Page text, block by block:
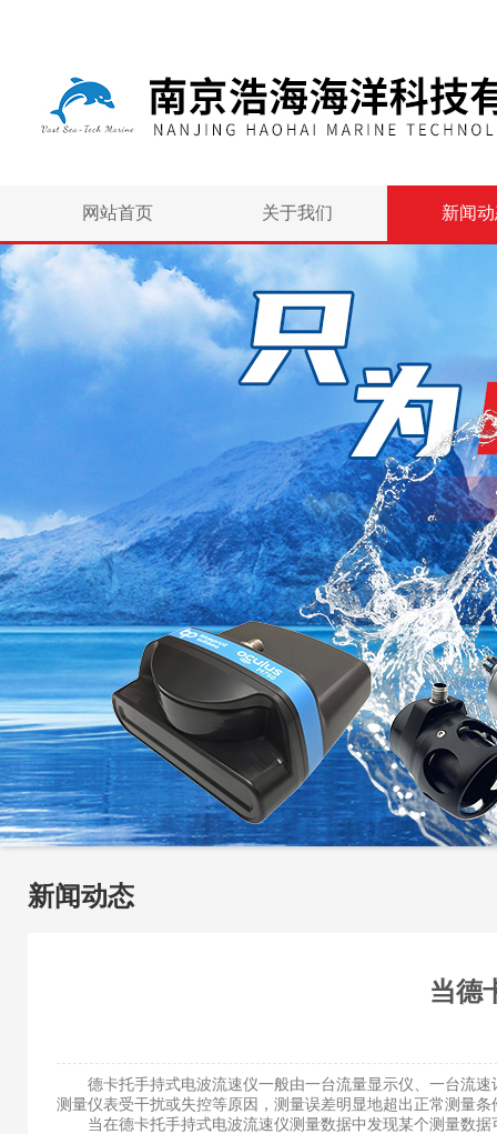
网站首页 关于我们 新闻
新闻动态
当德
德卡托手持式电波流速仪一般由一台流量显示仪、一台流速
测量仪表受干扰或失控等原因，测量误差明显地超出正常测量
当在德卡托手持式电波流速仪测量数据中发现某个测量数据